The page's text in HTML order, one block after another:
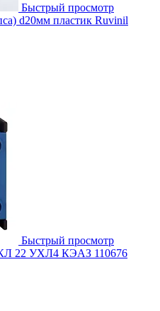
Быстрый просмотр
d20мм пластик Ruvinil
Быстрый просмотр
22 УХЛ4 КЭАЗ 110676